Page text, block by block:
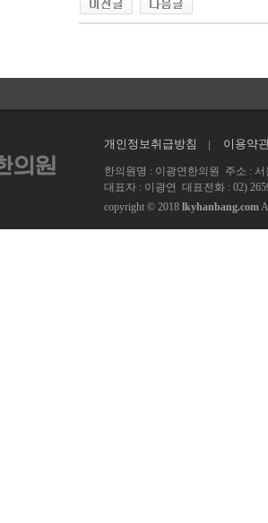
개인정보취급방침 이용약
한의원명 : 이광연한의원 주소 : 서
대표자 : 이광연 대표전화 : 02)
copyright © 2018 lkyhanbang.com